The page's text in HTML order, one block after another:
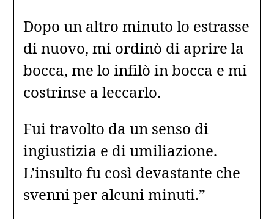
Dopo un altro minuto lo estrasse
di nuovo, mi ordinò di aprire la
bocca, me lo infilò in bocca e mi
costrinse a leccarlo.
Fui travolto da un senso di
ingiustizia e di umiliazione.
L’insulto fu così devastante che
svenni per alcuni minuti.”